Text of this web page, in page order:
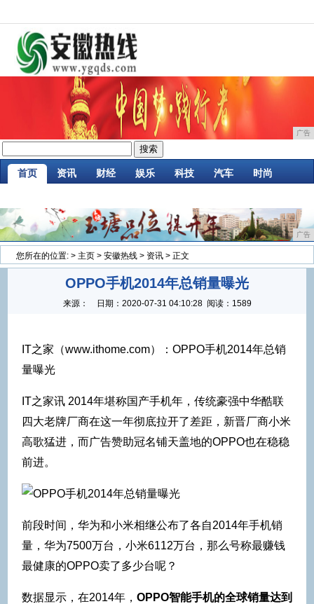
广告
首页 资讯 财经 娱乐 科技 汽车 时尚
广告
您所在的位置: > 主页 > 安徽热线 > 资讯 > 正文
OPPO手机2014年总销量曝光
来源： 日期： 2020-07-31 04:10:28 阅读：1589
IT之家（www.ithome.com）：OPPO手机2014年总销
量曝光
IT之家讯 2014年堪称国产手机年，传统豪强中华酷联
四大老牌厂商在这一年彻底拉开了差距，新晋厂商小米
高歌猛进，而广告赞助冠名铺天盖地的OPPO也在稳稳
前进。
前段时间，华为和小米相继公布了各自2014年手机销
量，华为7500万台，小米6112万台，那么号称最赚钱
最健康的OPPO卖了多少台呢？
数据显示，在2014年， OPPO智能手机的全球销量达到